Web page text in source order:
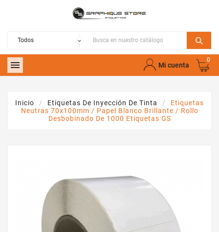
 Mi cuenta
0
Inicio Etiquetas De Inyección De Tinta
Etiquetas
Neutras 70x100mm / Papel Blanco Brillante / Rollo
Desbobinado De 1000 Etiquetas GS